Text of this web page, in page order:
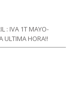
: IVA 1T MAYO-
ULTIMA HORA!!